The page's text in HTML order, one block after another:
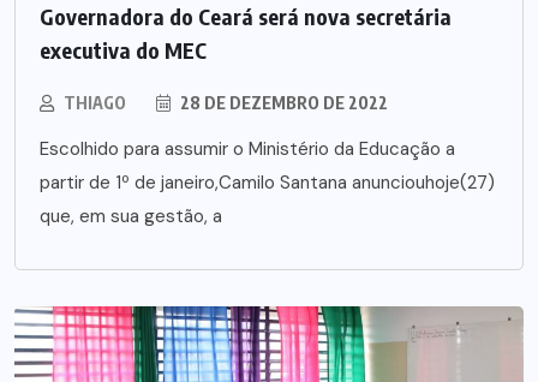
Governadora do Ceará será nova secretária
executiva do MEC
THIAGO 28 DE DEZEMBRO DE 2022
Escolhido para assumir o Ministério da Educação a
partir de 1º de janeiro,Camilo Santana anunciouhoje(27)
que, em sua gestão, a